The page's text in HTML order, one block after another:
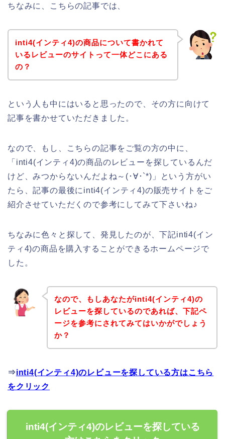
ちなみに、こちらの記事では、
inti4(インティ4)の商品について書かれて
いるレビューのサイトって一体どこにある
の？
という人も中にはいると思ったので、その方に向けて
記事を書かせていただきました。
なので、もし、こちらの記事をご覧の方の中に、
「inti4(インティ4)の商品のレビューを探しているんだ
けど、みつからないんだよね～(･∀･`*)」という方がい
たら、記事の最後にinti4(インティ4)の販売サイトをご
紹介させていただくので参考にしてみて下さいね♪
ちなみに色々と探して、発見したのが、下記inti4(イン
ティ4)の商品を購入することができるホームページで
した。
なので、もしあなたがinti4(インティ4)の
レビューを探しているのであれば、下記ペ
ージを参考にされてみてはいかがでしょう
か？
⇒inti4(インティ4)のレビューを探している方はこちら
をクリック
inti4(インティ4)のレビューを探している